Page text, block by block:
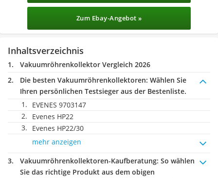
Zum Ebay-Angebot »
Inhaltsverzeichnis
Vakuumröhrenkollektor Vergleich 2026
Die besten Vakuumröhrenkollektoren: Wählen Sie
Ihren persönlichen Testsieger aus der Bestenliste.
EVENES 9703147
Evenes HP22
Evenes HP22/30
mehr anzeigen
Vakuumröhrenkollektoren-Kaufberatung: So wählen
Sie das richtige Produkt aus dem obigen